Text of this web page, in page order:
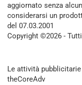
aggiornato senza
considerarsi un
del 07.03.2001
Copyright ©2026 -
Le attività
theCoreAdv